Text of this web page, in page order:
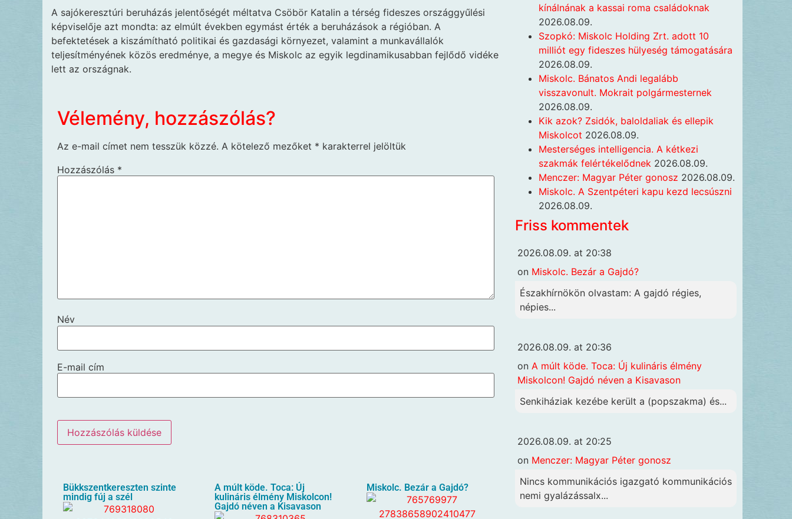
A sajókeresztúri beruházás jelentőségét méltatva Csöbör Katalin a térség fideszes országgyűlési
képviselője azt mondta: az elmúlt években egymást érték a beruházások a régióban. A
befektetések a kiszámítható politikai és gazdasági környezet, valamint a munkavállalók
teljesítményének közös eredménye, a megye és Miskolc az egyik legdinamikusabban fejlődő vidéke
lett az országnak.
Vélemény, hozzászólás?
Az e-mail címet nem tesszük közzé. A kötelező mezőket * karakterrel jelöltük
Hozzászólás *
Név
E-mail cím
Bükkszentkereszten szinte
mindig fúj a szél
A múlt köde. Toca: Új
kulináris élmény Miskolcon!
Gajdó néven a Kisavason
Miskolc. Bezár a Gajdó?
kínálnának a kassai roma családoknak
2026.08.09.
Szopkó: Miskolc Holding Zrt. adott 10
milliót egy fideszes hülyeség támogatására
2026.08.09.
Miskolc. Bánatos Andi legalább
visszavonult. Mokrait polgármesternek
2026.08.09.
Kik azok? Zsidók, baloldaliak és ellepik
Miskolcot 2026.08.09.
Mesterséges intelligencia. A kétkezi
szakmák felértékelődnek 2026.08.09.
Menczer: Magyar Péter gonosz 2026.08.09.
Miskolc. A Szentpéteri kapu kezd lecsúszni
2026.08.09.
Friss kommentek
2026.08.09. at 20:38
on Miskolc. Bezár a Gajdó?
Északhírnökön olvastam: A gajdó régies,
népies...
2026.08.09. at 20:36
on A múlt köde. Toca: Új kulináris élmény
Miskolcon! Gajdó néven a Kisavason
Senkiháziak kezébe került a (popszakma) és...
2026.08.09. at 20:25
on Menczer: Magyar Péter gonosz
Nincs kommunikációs igazgató kommunikációs
nemi gyalázássalx...